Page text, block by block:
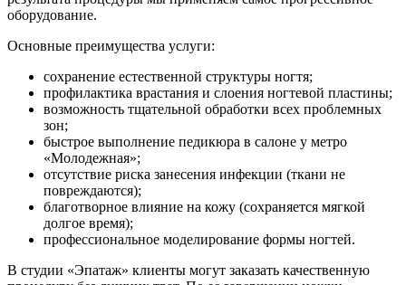
Мелирование волос
Окрашивание волос
Сложное окрашивание волос
Окрашивание AirTouch (Эйртач)
Окрашивание волос Babylights
Цветное окрашивание волос
Балаяж окрашивание волос
Колорирование волос
оборудование.
Основные преимущества услуги:
сохранение естественной структуры ногтя;
профилактика врастания и слоения ногтевой пластины;
возможность тщательной обработки всех проблемных
зон;
быстрое выполнение педикюра в салоне у метро
«Молодежная»;
отсутствие риска занесения инфекции (ткани не
повреждаются);
благотворное влияние на кожу (сохраняется мягкой
долгое время);
профессиональное моделирование формы ногтей.
В студии «Эпатаж» клиенты могут заказать качественную